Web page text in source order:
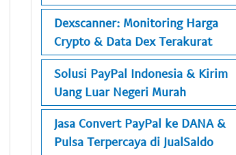
Dexscanner: Monitoring Harga
Crypto & Data Dex Terakurat
Solusi PayPal Indonesia & Kirim
Uang Luar Negeri Murah
Jasa Convert PayPal ke DANA &
Pulsa Terpercaya di JualSaldo